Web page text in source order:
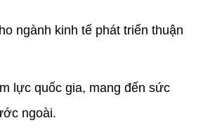
ngành kinh tế phát triển thuận
lực quốc gia, mang đến sức
ngoài.